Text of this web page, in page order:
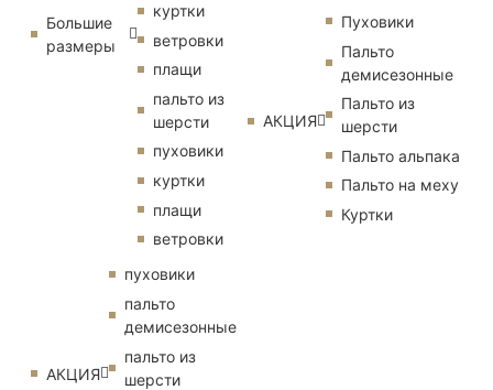
Большие
размеры
куртки
ветровки
плащи
пальто из
шерсти
пуховики
куртки
плащи
ветровки
АКЦИЯ
пуховики
пальто
демисезонные
пальто из
шерсти
АКЦИЯ
Пуховики
Пальто
демисезонные
Пальто из
шерсти
Пальто альпака
Пальто на меху
Куртки